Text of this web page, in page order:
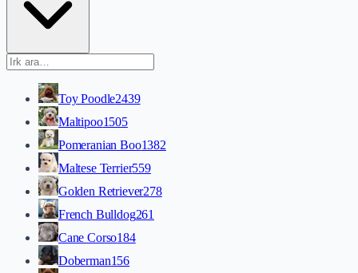
Toy Poodle2439
Maltipoo1505
Pomeranian Boo1382
Maltese Terrier559
Golden Retriever278
French Bulldog261
Cane Corso184
Doberman156